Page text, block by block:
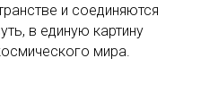
и соединяются
в единую картину
мира.